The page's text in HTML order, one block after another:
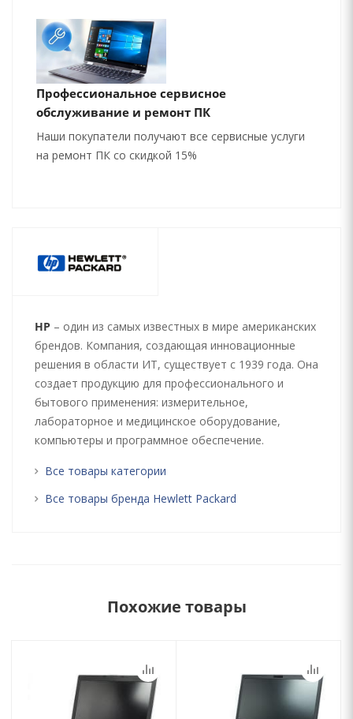
Профессиональное сервисное
обслуживание и ремонт ПК
Наши покупатели получают все сервисные услуги
на ремонт ПК со скидкой 15%
HP – один из самых известных в мире американских
брендов. Компания, создающая инновационные
решения в области ИТ, существует с 1939 года. Она
создает продукцию для профессионального и
бытового применения: измерительное,
лабораторное и медицинское оборудование,
компьютеры и программное обеспечение.
Все товары категории
Все товары бренда Hewlett Packard
Похожие товары